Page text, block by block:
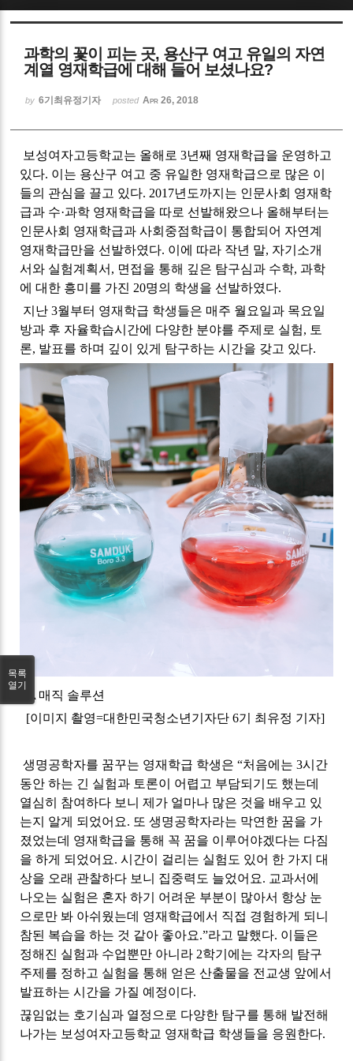
과학의 꽃이 피는 곳, 용산구 여고 유일의 자연
계열 영재학급에 대해 들어 보셨나요?
by 6기최유정기자 posted Apr 26, 2018
보성여자고등학교는 올해로3년째 영재학급을 운영하고
있다. 이는 용산구 여고 중 유일한 영재학급으로 많은 이
들의 관심을 끌고 있다. 2017년도까지는 인문사회 영재학
급과 수·과학 영재학급을 따로 선발해왔으나 올해부터는
인문사회 영재학급과 사회중점학급이 통합되어 자연계
영재학급만을 선발하였다. 이에 따라 작년 말, 자기소개
서와 실험계획서 , 면접을 통해 깊은 탐구심과 수학,과학
에 대한 흥미를 가진 20명의 학생을 선발하였다.
지난3월부터 영재학급 학생들은 매주 월요일과 목요일
방과 후 자율학습시간에 다양한 분야를 주제로 실험, 토
론, 발표를 하며 깊이 있게 탐구하는 시간을 갖고 있다.
▲ 매직 솔루션
[이미지 촬영=대한민국청소년기자단6기 최유정 기자]
생명공학자를 꿈꾸는 영재학급 학생은“처음에는3시간
동안 하는 긴 실험과 토론이 어렵고 부담되기도 했는데
열심히 참여하다 보니 제가 얼마나 많은 것을 배우고 있
는지 알게 되었어요. 또 생명공학자라는 막연한 꿈을 가
졌었는데 영재학급을 통해 꼭 꿈을 이루어야겠다는 다짐
을 하게 되었어요.시간이 걸리는 실험도 있어 한 가지 대
상을 오래 관찰하다 보니 집중력도 늘었어요. 교과서에
나오는 실험은 혼자 하기 어려운 부분이 많아서 항상 눈
으로만 봐 아쉬웠는데 영재학급에서 직접 경험하게 되니
참된 복습을 하는 것 같아 좋아요.”라고 말했다. 이들은
정해진 실험과 수업뿐만 아니라 2학기에는 각자의 탐구
주제를 정하고 실험을 통해 얻은 산출물을 전교생 앞에서
발표하는 시간을 가질 예정이다.
끊임없는 호기심과 열정으로 다양한 탐구를 통해 발전해
나가는 보성여자고등학교 영재학급 학생들을 응원한다.
목록
열기
Sketchbook5, 스케치북5
Sketchbook5, 스케치북5